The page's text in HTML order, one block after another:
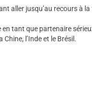
aller jusqu’au recours à la
tant que partenaire
l’Inde et le Brésil.